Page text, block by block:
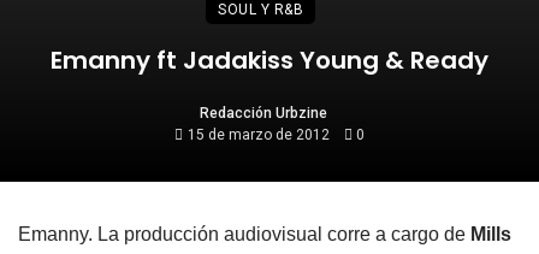
SOUL Y R&B
Emanny ft Jadakiss Young & Ready
Redacción Urbzine
15 de marzo de 2012
0
Emanny. La producción audiovisual corre a cargo de Mills